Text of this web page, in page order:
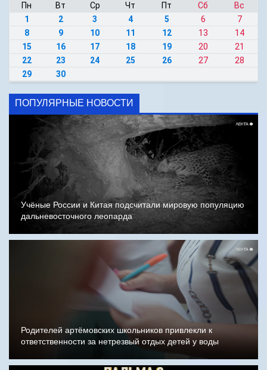
Пн Вт Ср Чт Пт Сб
Вс
1
2 3 4 5 6
7
8
9 10 11 12 13
14
15
16 17 18 19 20
21
22
23 24 25 26 27
28
29
30
ПОПУЛЯРНЫЕ НОВОСТИ
Учёные России и Китая подсчитали мировую популяцию
дальневосточного леопарда
Родителей артёмовских школьников привлекли к
ответственности за нетрезвый отдых детей у воды